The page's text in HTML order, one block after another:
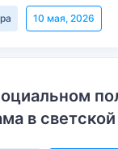
10 мая, 2026
в